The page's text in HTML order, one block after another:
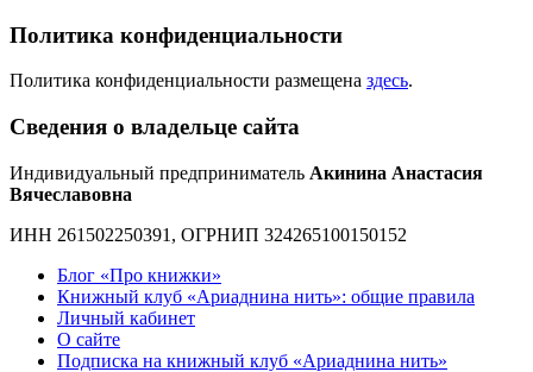
Политика конфиденциальности
Политика конфиденциальности размещена здесь.
Сведения о владельце сайта
Индивидуальный предприниматель Акинина Анастасия
Вячеславовна
ИНН 261502250391, ОГРНИП 324265100150152
Блог «Про книжки»
Книжный клуб «Ариаднина нить»: общие правила
Личный кабинет
О сайте
Подписка на книжный клуб «Ариаднина нить»